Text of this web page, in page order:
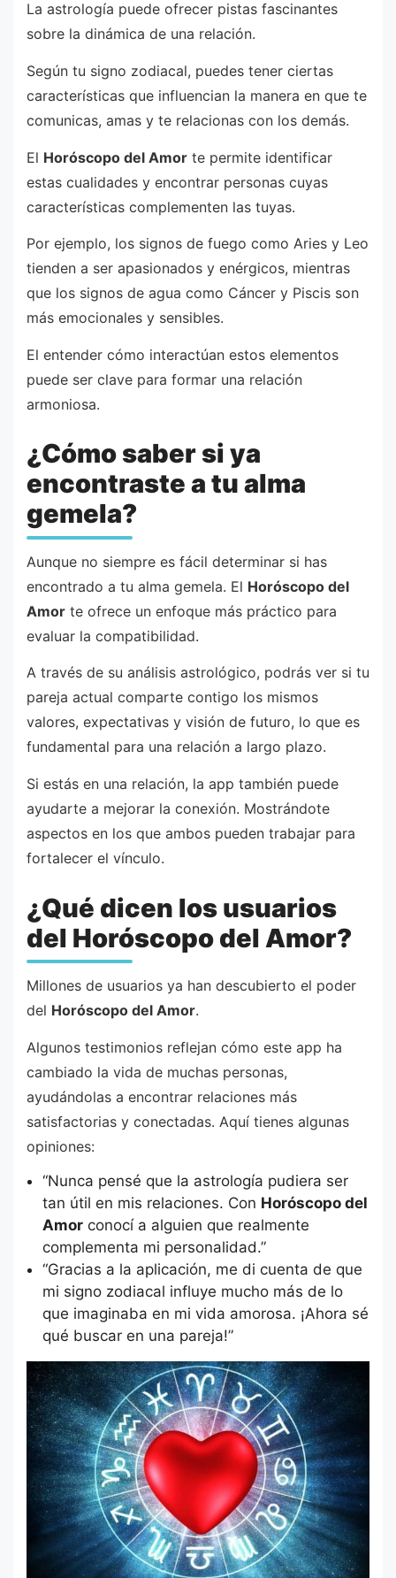
La astrología puede ofrecer pistas fascinantes
sobre la dinámica de una relación.
Según tu signo zodiacal, puedes tener ciertas
características que influencian la manera en que te
comunicas, amas y te relacionas con los demás.
El Horóscopo del Amor te permite identificar
estas cualidades y encontrar personas cuyas
características complementen las tuyas.
Por ejemplo, los signos de fuego como Aries y Leo
tienden a ser apasionados y enérgicos, mientras
que los signos de agua como Cáncer y Piscis son
más emocionales y sensibles.
El entender cómo interactúan estos elementos
puede ser clave para formar una relación
armoniosa.
¿Cómo saber si ya
encontraste a tu alma
gemela?
Aunque no siempre es fácil determinar si has
encontrado a tu alma gemela. El Horóscopo del
Amor te ofrece un enfoque más práctico para
evaluar la compatibilidad.
A través de su análisis astrológico, podrás ver si tu
pareja actual comparte contigo los mismos
valores, expectativas y visión de futuro, lo que es
fundamental para una relación a largo plazo.
Si estás en una relación, la app también puede
ayudarte a mejorar la conexión. Mostrándote
aspectos en los que ambos pueden trabajar para
fortalecer el vínculo.
¿Qué dicen los usuarios
del Horóscopo del Amor?
Millones de usuarios ya han descubierto el poder
del Horóscopo del Amor.
Algunos testimonios reflejan cómo este app ha
cambiado la vida de muchas personas,
ayudándolas a encontrar relaciones más
satisfactorias y conectadas. Aquí tienes algunas
opiniones:
“Nunca pensé que la astrología pudiera ser
tan útil en mis relaciones. Con Horóscopo del
Amorconocí a alguien que realmente
complementa mi personalidad.”
“Gracias a la aplicación, me di cuenta de que
mi signo zodiacal influye mucho más de lo
que imaginaba en mi vida amorosa. ¡Ahora sé
qué buscar en una pareja!”